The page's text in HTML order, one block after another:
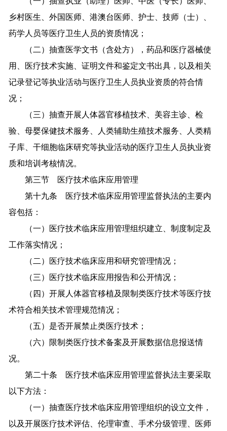
乡村医生、外国医师、港澳台医师、护士、技师（士）、
药学人员等医疗卫生人员的资质情况；
（二）抽查医学文书（含处方），药品和医疗器械使
用、医疗技术实施、证明文件和鉴定文书出具，以及相关
记录登记等执业活动与医疗卫生人员执业资质的符合情
况；
（三）抽查开展人体器官移植技术、美容主诊、检
验、母婴保健技术服务、人类辅助生殖技术服务、人类精
子库、干细胞临床研究等执业活动的医疗卫生人员执业资
质和培训考核情况。
第三节 医疗技术临床应用管理
第十九条 医疗技术临床应用管理监督执法的主要内
容包括：
（一）医疗技术临床应用管理组织建立、制度制定及
工作落实情况；
（二）医疗技术临床应用和研究管理情况；
（三）医疗技术临床应用报告和公开情况；
（四）开展人体器官移植及限制类医疗技术等医疗技
术符合相关技术管理规范情况；
（五）是否开展禁止类医疗技术；
（六）限制类医疗技术备案及开展数据信息报送情
况。
第二十条 医疗技术临床应用管理监督执法主要采取
以下方法：
（一）抽查医疗技术临床应用管理组织的设立文件，
以及开展医疗技术评估、伦理审查、手术分级管理、医师